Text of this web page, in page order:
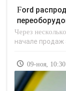
Ford распродала все электродвигатели для
Через
начале продаж
09-ноя, 10:30